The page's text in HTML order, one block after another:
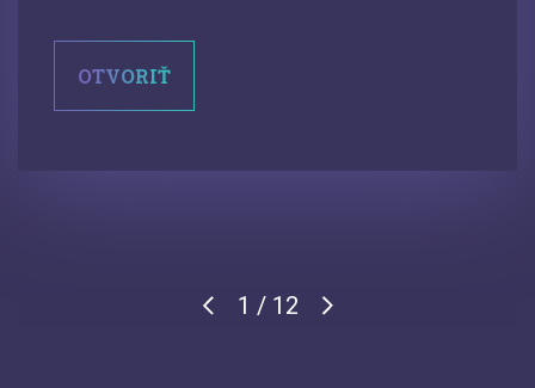
OTVORIŤ
1 / 12